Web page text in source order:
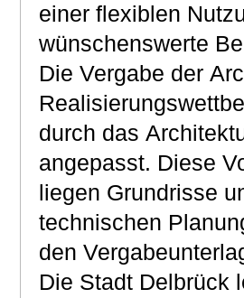
einer flexiblen
wünschenswerte
Die Vergabe der
durch das
angepasst. Diese
liegen Grundrisse
technischen
den
Die Stadt Delbrück